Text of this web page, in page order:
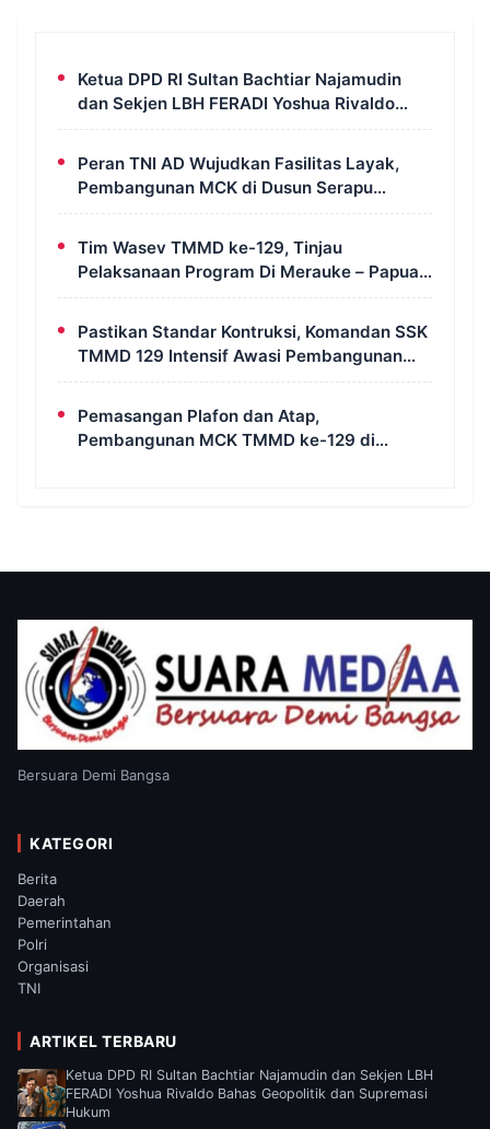
Ketua DPD RI Sultan Bachtiar Najamudin
dan Sekjen LBH FERADI Yoshua Rivaldo
Bahas Geopolitik dan Supremasi Hukum
Peran TNI AD Wujudkan Fasilitas Layak,
Pembangunan MCK di Dusun Serapu
Rampung Dikerjakan
Tim Wasev TMMD ke-129, Tinjau
Pelaksanaan Program Di Merauke – Papua
Selatan
Pastikan Standar Kontruksi, Komandan SSK
TMMD 129 Intensif Awasi Pembangunan
MCK di Wanam
Pemasangan Plafon dan Atap,
Pembangunan MCK TMMD ke-129 di
Bersuara Demi Bangsa
KATEGORI
Berita
Daerah
Pemerintahan
Polri
Organisasi
TNI
ARTIKEL TERBARU
Ketua DPD RI Sultan Bachtiar Najamudin dan Sekjen LBH
FERADI Yoshua Rivaldo Bahas Geopolitik dan Supremasi
Hukum